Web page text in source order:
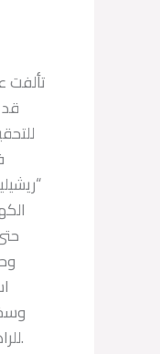
تألفت
للراهبات والكهنة وأراد أن يبطش بالطبيبين، فاستجار الأول بالماريشال “بروزه” الحاكم، وهرب الثاني إلى إيطاليا.